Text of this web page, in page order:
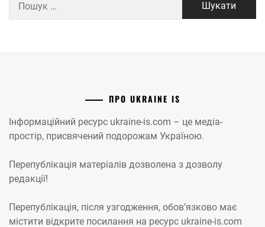
ПРО UKRAINE IS
Інформаційний ресурс ukraine-is.com – це медіа-
простір, присвячений подорожам Україною.
Перепублікація матеріалів дозволена з дозволу
редакції!
Перепублікація, після узгодження, обов’язково має
містити відкрите посилання на ресурс ukraine-is.com